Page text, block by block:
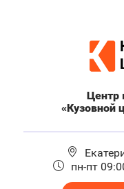
Центр
«Кузовной
пн-пт